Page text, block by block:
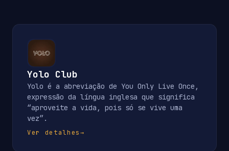
Yolo Club
Yolo é a abreviação de You Only Live Once,
expressão da língua inglesa que significa
“aproveite a vida, pois só se vive uma
vez”.
Ver detalhes→